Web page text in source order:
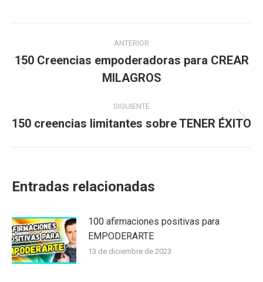
Navegación
entre
publicaciones
ANTERIOR
anterior:
150 Creencias empoderadoras para CREAR
MILAGROS
SIGUIENTE
Publicación
150 creencias limitantes sobre TENER ÉXITO
Entradas relacionadas
100 afirmaciones positivas para
EMPODERARTE
13 de diciembre de 2023